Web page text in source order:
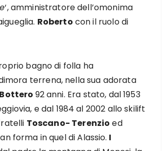
‘, amministratore dell’omonima
Roberto con il ruolo di
bagno di folla ha
terrena, nella sua adorata
92 anni. Era stato, dal 1953
e dal 1984 al 2002 allo skilift
Toscano- Terenzio ed
forma in quel di Alassio. I